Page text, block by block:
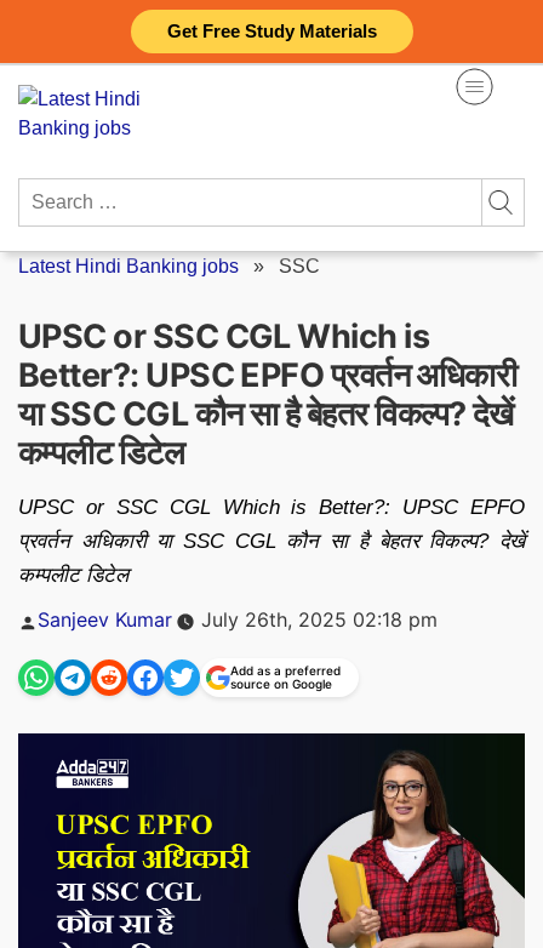
Get Free Study Materials
content
Search
Latest Hindi Banking jobs » SSC
UPSC or SSC CGL Which is
Better?: UPSC EPFO प्रवर्तन अधिकारी
या SSC CGL कौन सा है बेहतर विकल्प? देखें
कम्पलीट डिटेल
UPSC or SSC CGL Which is Better?: UPSC EPFO
प्रवर्तन अधिकारी या SSC CGL कौन सा है बेहतर विकल्प? देखें
कम्पलीट डिटेल
Posted
Sanjeev Kumar July 26th, 2025 02:18 pm
Add as a preferred
source on Google